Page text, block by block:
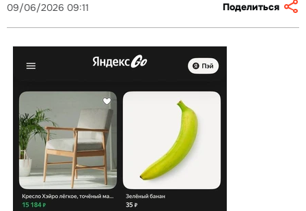
09/06/2026 09:11 Поделиться